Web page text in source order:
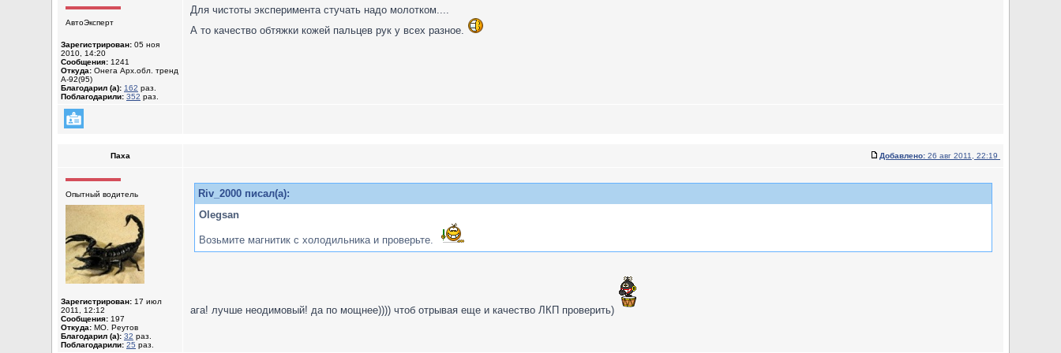
АвтоЭксперт
Зарегистрирован: 05 ноя
2010, 14:20
Сообщения: 1241
Откуда: Онега Арх.обл. тренд
А-92(95)
Благодарил (а): 162 раз.
Поблагодарили: 352 раз.
Для чистоты эксперимента стучать надо молотком....
А то качество обтяжки кожей пальцев рук у всех разное.
Паха Добавлено: 26 авг 2011, 22:19
Опытный водитель
Зарегистрирован: 17 июл
2011, 12:12
Сообщения: 197
Откуда: МО. Реутов
Благодарил (а): 32 раз.
Поблагодарили: 25 раз.
Riv_2000 писал(а):
Olegsan
Возьмите магнитик с холодильника и проверьте.
ага! лучше неодимовый! да по мощнее)))) чтоб отрывая еще и качество ЛКП проверить)